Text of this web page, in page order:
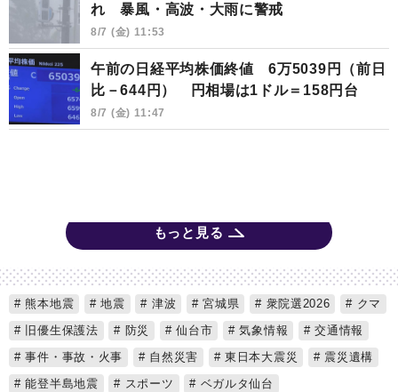
れ 暴風・高波・大雨に警戒
8/7 (金) 11:53
午前の日経平均株価終値 6万5039円（前日
比－644円） 円相場は1ドル＝158円台
8/7 (金) 11:47
もっと見る
熊本地震 地震 津波 宮城県 衆院選2026
クマ
旧優生保護法
防災 仙台市 気象情報
交通情報
事件・事故・火事
自然災害 東日本大震災
震災遺構
能登半島地震
スポーツ
ベガルタ仙台